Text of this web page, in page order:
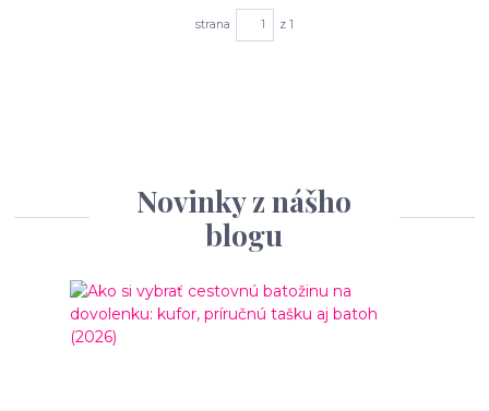
strana z 1
Novinky z nášho
blogu